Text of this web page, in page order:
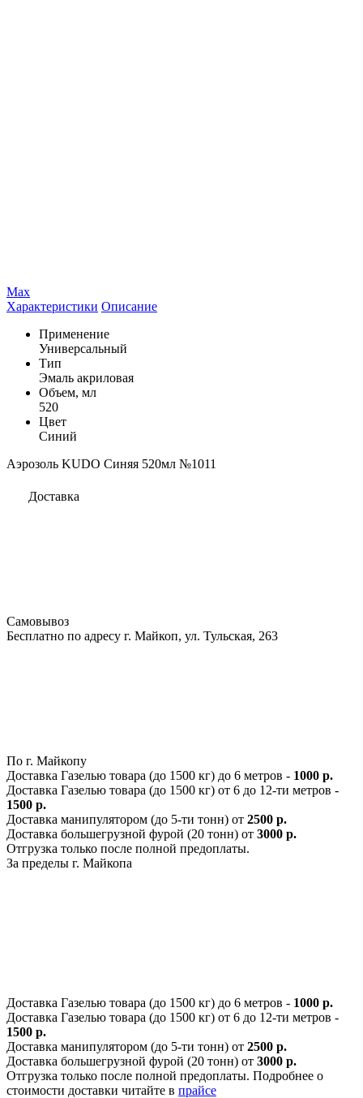
Max
Характеристики Описание
Применение
Универсальный
Тип
Эмаль акриловая
Объем, мл
520
Цвет
Синий
Аэрозоль KUDO Синяя 520мл №1011
Доставка
Самовывоз
Бесплатно по адресу г. Майкоп, ул. Тульская, 263
По г. Майкопу
Доставка Газелью товара (до 1500 кг) до 6 метров - 1000 р.
Доставка Газелью товара (до 1500 кг) от 6 до 12-ти метров -
1500 р.
Доставка манипулятором (до 5-ти тонн) от 2500 р.
Доставка большегрузной фурой (20 тонн) от 3000 р.
Отгрузка только после полной предоплаты.
За пределы г. Майкопа
Доставка Газелью товара (до 1500 кг) до 6 метров - 1000 р.
Доставка Газелью товара (до 1500 кг) от 6 до 12-ти метров -
1500 р.
Доставка манипулятором (до 5-ти тонн) от 2500 р.
Доставка большегрузной фурой (20 тонн) от 3000 р.
Отгрузка только после полной предоплаты. Подробнее о
стоимости доставки читайте в прайсе